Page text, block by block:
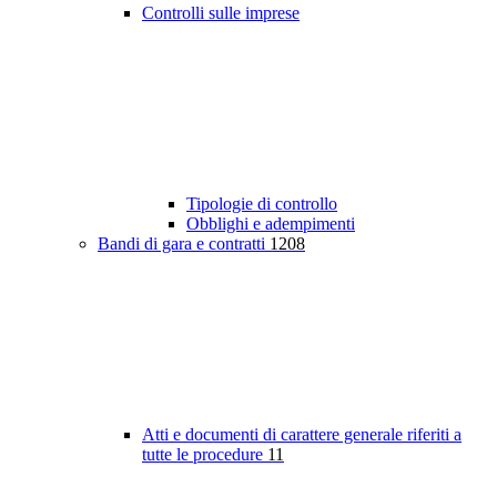
Controlli sulle imprese
Tipologie di controllo
Obblighi e adempimenti
Bandi di gara e contratti 1208
Atti e documenti di carattere generale riferiti a
tutte le procedure 11